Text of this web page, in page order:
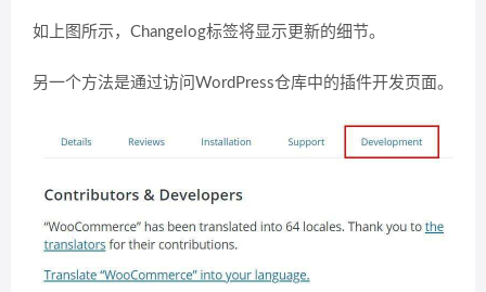
如上图所示，Changelog标签将显示更新的细节。
另一个方法是通过访问WordPress仓库中的插件开发页面。